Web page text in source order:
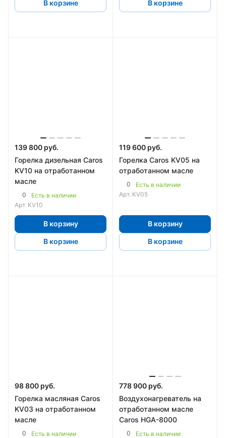
В корзине В корзине
139 800 руб.
Горелка дизельная Caros
KV10 на отработанном
масле
0
Есть в наличии
Арт. KV10
В корзину
В корзине
119 600 руб.
Горелка Caros KV05 на
отработанном масле
0
Есть в наличии
Арт. KV05
В корзину
В корзине
98 800 руб.
Горелка масляная Caros
KV03 на отработанном
масле
0
Есть в наличии
778 900 руб.
Воздухонагреватель на
отработанном масле
Caros HGA-8000
0
Есть в наличии